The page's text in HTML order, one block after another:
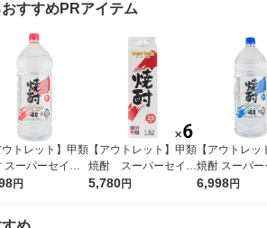
すすめPRアイテム
ウトレット】甲類
スーパーセイカ
4L 1本 東亜酒造
円
【アウトレット】甲類
焼酎 スーパーセイカ
25度 1.8L 1800ml
5,780円
【アウトレッ
焼酎 スーパー
20度 4L 1セ
6,998円